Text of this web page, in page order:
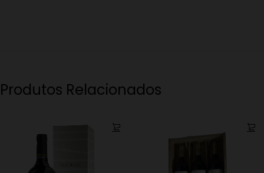
Produtos Relacionados